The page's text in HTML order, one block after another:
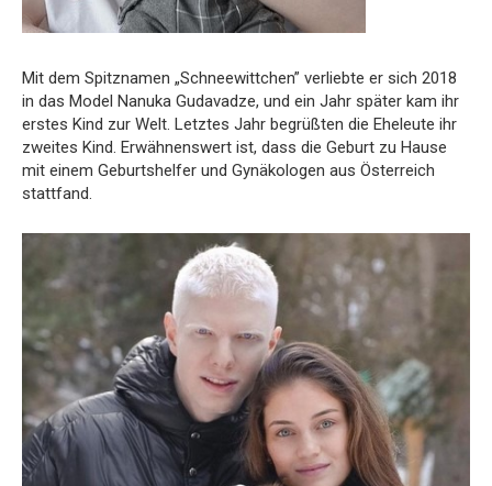
Mit dem Spitznamen „Schneewittchen” verliebte er sich 2018
in das Model Nanuka Gudavadze, und ein Jahr später kam ihr
erstes Kind zur Welt. Letztes Jahr begrüßten die Eheleute ihr
zweites Kind. Erwähnenswert ist, dass die Geburt zu Hause
mit einem Geburtshelfer und Gynäkologen aus Österreich
stattfand.